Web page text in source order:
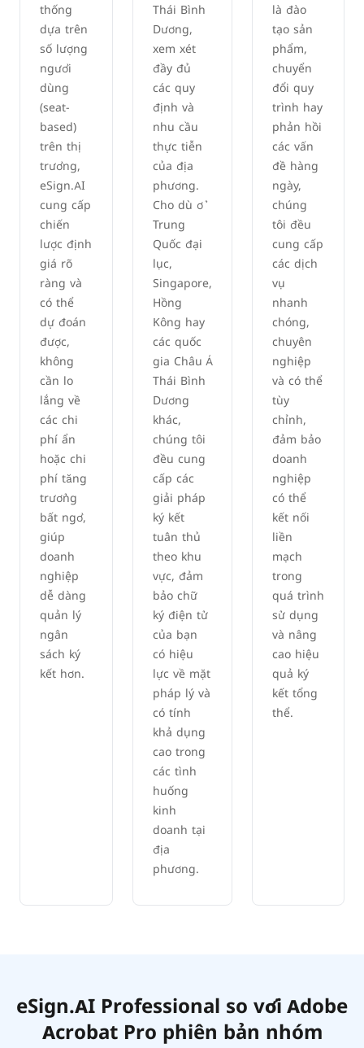
thống
dựa trên
số lượng
người
dùng
(seat-
based)
trên thị
trường,
eSign.AI
cung cấp
chiến
lược định
giá rõ
ràng và
có thể
dự đoán
được,
không
cần lo
lắng về
các chi
phí ẩn
hoặc chi
phí tăng
trưởng
bất ngờ,
giúp
doanh
nghiệp
dễ dàng
quản lý
ngân
sách ký
kết hơn.
Thái Bình
Dương,
xem xét
đầy đủ
các quy
định và
nhu cầu
thực tiễn
của địa
phương.
Cho dù ở
Trung
Quốc đại
lục,
Singapore,
Hồng
Kông hay
các quốc
gia Châu Á
Thái Bình
Dương
khác,
chúng tôi
đều cung
cấp các
giải pháp
ký kết
tuân thủ
theo khu
vực, đảm
bảo chữ
ký điện tử
của bạn
có hiệu
lực về mặt
pháp lý và
có tính
khả dụng
cao trong
các tình
huống
kinh
doanh tại
địa
phương.
là đào
tạo sản
phẩm,
chuyển
đổi quy
trình hay
phản hồi
các vấn
đề hàng
ngày,
chúng
tôi đều
cung cấp
các dịch
vụ
nhanh
chóng,
chuyên
nghiệp
và có thể
tùy
chỉnh,
đảm bảo
doanh
nghiệp
có thể
kết nối
liền
mạch
trong
quá trình
sử dụng
và nâng
cao hiệu
quả ký
kết tổng
thể.
eSign.AI Professional so với Adobe
Acrobat Pro phiên bản nhóm